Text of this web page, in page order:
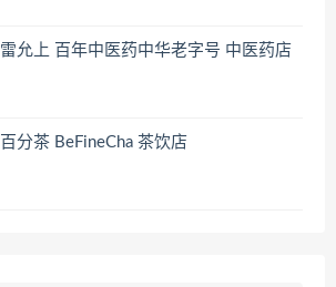
雷允上 百年中医药中华老字号 中医药店
百分茶 BeFineCha 茶饮店